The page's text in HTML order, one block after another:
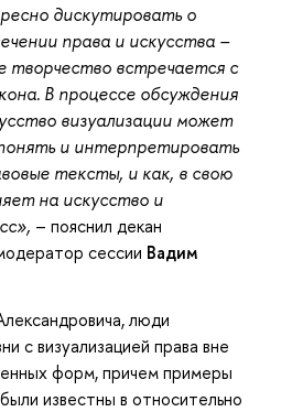
дискутировать о
права и искусства –
творчество встречается с
В процессе обсуждения
визуализации может
и интерпретировать
тексты, и как, в свою
на искусство и
– пояснил декан
сессии Вадим
люди
с визуализацией права вне
форм, причем примеры
известны в относительно